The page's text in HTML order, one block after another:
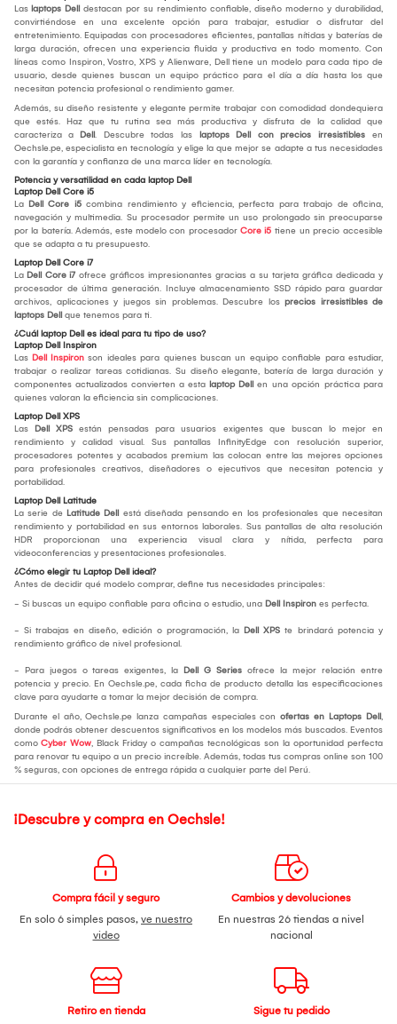
Las laptops Dell destacan por su rendimiento confiable, diseño moderno y durabilidad,
convirtiéndose en una excelente opción para trabajar, estudiar o disfrutar del
entretenimiento. Equipadas con procesadores eficientes, pantallas nítidas y baterías de
larga duración, ofrecen una experiencia fluida y productiva en todo momento. Con
líneas como Inspiron, Vostro, XPS y Alienware, Dell tiene un modelo para cada tipo de
usuario, desde quienes buscan un equipo práctico para el día a día hasta los que
necesitan potencia profesional o rendimiento gamer.
Además, su diseño resistente y elegante permite trabajar con comodidad dondequiera
que estés. Haz que tu rutina sea más productiva y disfruta de la calidad que
caracteriza a Dell. Descubre todas las laptops Dell con precios irresistibles en
Oechsle.pe, especialista en tecnología y elige la que mejor se adapte a tus necesidades
con la garantía y confianza de una marca líder en tecnología.
Potencia y versatilidad en cada laptop Dell
Laptop Dell Core i5
La Dell Core i5 combina rendimiento y eficiencia, perfecta para trabajo de oficina,
navegación y multimedia. Su procesador permite un uso prolongado sin preocuparse
por la batería. Además, este modelo con procesador Core i5 tiene un precio accesible
que se adapta a tu presupuesto.
Laptop Dell Core i7
La Dell Core i7 ofrece gráficos impresionantes gracias a su tarjeta gráfica dedicada y
procesador de última generación. Incluye almacenamiento SSD rápido para guardar
archivos, aplicaciones y juegos sin problemas. Descubre los precios irresistibles de
laptops Dell que tenemos para ti.
¿Cuál laptop Dell es ideal para tu tipo de uso?
Laptop Dell Inspiron
Las Dell Inspiron son ideales para quienes buscan un equipo confiable para estudiar,
trabajar o realizar tareas cotidianas. Su diseño elegante, batería de larga duración y
componentes actualizados convierten a esta laptop Dell en una opción práctica para
quienes valoran la eficiencia sin complicaciones.
Laptop Dell XPS
Las Dell XPS están pensadas para usuarios exigentes que buscan lo mejor en
rendimiento y calidad visual. Sus pantallas InfinityEdge con resolución superior,
procesadores potentes y acabados premium las colocan entre las mejores opciones
para profesionales creativos, diseñadores o ejecutivos que necesitan potencia y
portabilidad.
Laptop Dell Latitude
La serie de Latitude Dell está diseñada pensando en los profesionales que necesitan
rendimiento y portabilidad en sus entornos laborales. Sus pantallas de alta resolución
HDR proporcionan una experiencia visual clara y nítida, perfecta para
videoconferencias y presentaciones profesionales.
¿Cómo elegir tu Laptop Dell ideal?
Antes de decidir qué modelo comprar, define tus necesidades principales:
- Si buscas un equipo confiable para oficina o estudio, una Dell Inspiron es perfecta.
- Si trabajas en diseño, edición o programación, la Dell XPS te brindará potencia y
rendimiento gráfico de nivel profesional.
- Para juegos o tareas exigentes, la Dell G Series ofrece la mejor relación entre
potencia y precio. En Oechsle.pe, cada ficha de producto detalla las especificaciones
clave para ayudarte a tomar la mejor decisión de compra.
Durante el año, Oechsle.pe lanza campañas especiales con ofertas en Laptops Dell,
donde podrás obtener descuentos significativos en los modelos más buscados. Eventos
como Cyber Wow, Black Friday o campañas tecnológicas son la oportunidad perfecta
para renovar tu equipo a un precio increíble. Además, todas tus compras online son 100
% seguras, con opciones de entrega rápida a cualquier parte del Perú.
¡Descubre y compra en Oechsle!
Compra fácil y seguro
En solo 6 simples pasos, ve nuestro
video
Cambios y devoluciones
En nuestras 26 tiendas a nivel
nacional
Retiro en tienda
Sigue tu pedido